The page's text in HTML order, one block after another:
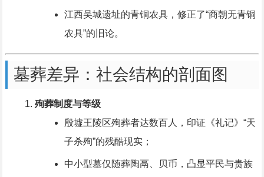
江西吴城遗址的青铜农具，修正了“商朝无青铜
农具”的旧论。
墓葬差异：社会结构的剖面图
殉葬制度与等级
殷墟王陵区殉葬者达数百人，印证《礼记》“天
子杀殉”的残酷现实；
中小型墓仅随葬陶鬲、贝币，凸显平民与贵族